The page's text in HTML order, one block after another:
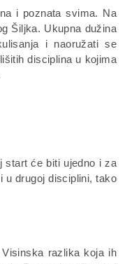
i poznata svima. Na
Šiljka. Ukupna dužina
i naoružati se
disciplina u kojima
start će biti ujedno i za
u drugoj disciplini, tako
razlika koja ih